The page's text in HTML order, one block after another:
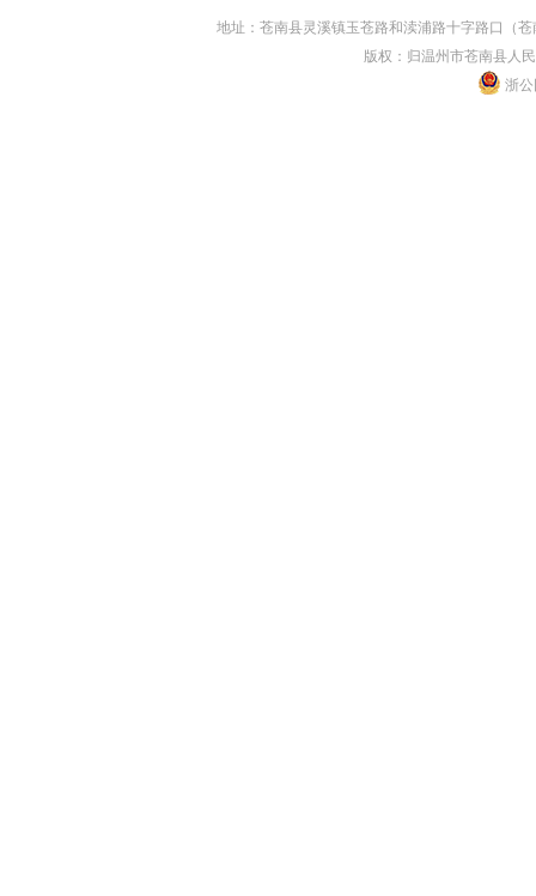
地址：苍南县灵溪镇玉苍路和渎浦路十字路口（
版权：归温州市苍南县人
浙公